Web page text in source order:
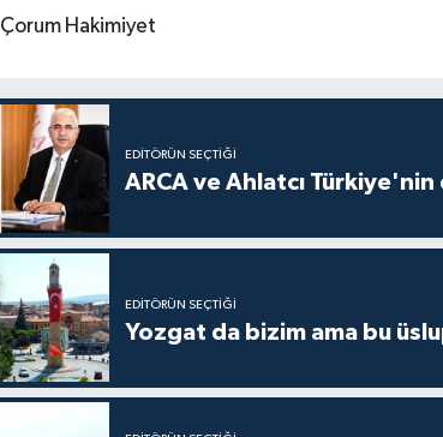
Çorum Hakimiyet
EDITÖRÜN SEÇTIĞI
ARCA ve Ahlatcı
EDITÖRÜN SEÇTIĞI
Yozgat da bizim ama bu